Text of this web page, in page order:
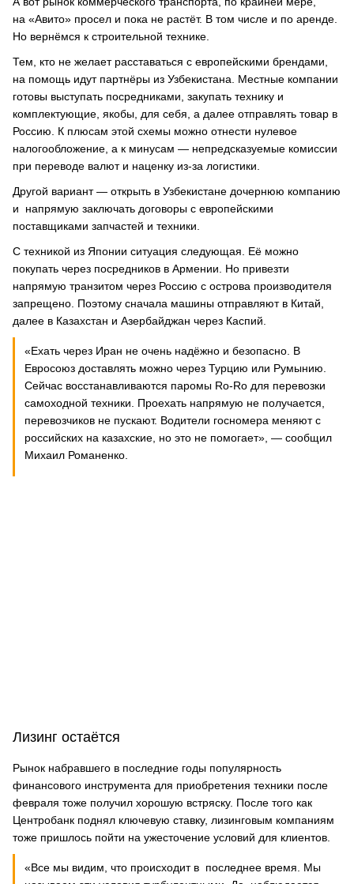
на «Авито» просел и пока не растёт. В том числе и по аренде.
Но вернёмся к строительной технике.
Тем, кто не желает расставаться с европейскими брендами,
на помощь идут партнёры из Узбекистана. Местные компании
готовы выступать посредниками, закупать технику и
комплектующие, якобы, для себя, а далее отправлять товар в
Россию. К плюсам этой схемы можно отнести нулевое
налогообложение, а к минусам — непредсказуемые комиссии
при переводе валют и наценку из-за логистики.
Другой вариант — открыть в Узбекистане дочернюю компанию
и напрямую заключать договоры с европейскими
поставщиками запчастей и техники.
С техникой из Японии ситуация следующая. Её можно
покупать через посредников в Армении. Но привезти
напрямую транзитом через Россию с острова производителя
запрещено. Поэтому сначала машины отправляют в Китай,
далее в Казахстан и Азербайджан через Каспий.
«Ехать через Иран не очень надёжно и безопасно. В
Евросоюз доставлять можно через Турцию или Румынию.
Сейчас восстанавливаются паромы Ro-Ro для перевозки
самоходной техники. Проехать напрямую не получается,
перевозчиков не пускают. Водители госномера меняют с
российских на казахские, но это не помогает», — сообщил
Михаил Романенко.
Лизинг остаётся
Рынок набравшего в последние годы популярность
финансового инструмента для приобретения техники после
февраля тоже получил хорошую встряску. После того как
Центробанк поднял ключевую ставку, лизинговым компаниям
тоже пришлось пойти на ужесточение условий для клиентов.
«Все мы видим, что происходит в последнее время. Мы